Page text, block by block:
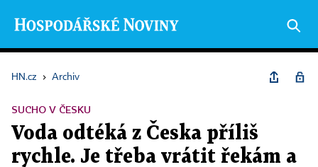
HN.cz › Archiv
SUCHO V ČESKU
Voda odtéká z Česka příliš
rychle. Je třeba vrátit řekám a